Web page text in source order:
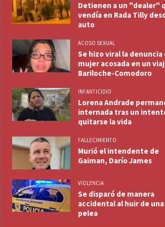
Detienen a un "dealer"
vendía en Rada Tilly
auto
ACOSO SEXUAL
Se hizo viral la denuncia
mujer acosada en un
Bariloche-Comodoro
INFANTICIDIO
Lorena Andrade
internada tras un
quitarse la vida
FALLECIMIENTO
Murió el intendente de
Gaiman, Darío James
VIOLENCIA
Se disparó de manera
accidental al huir de una
pelea